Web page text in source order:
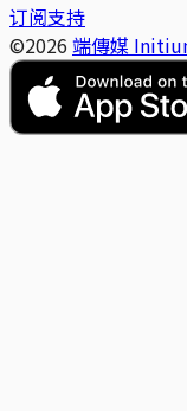
订阅支持
©2026 端傳媒